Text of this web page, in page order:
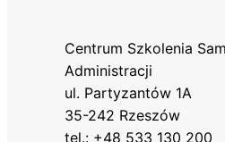
Centrum Szkolenia
Administracji
ul. Partyzantów 1A
35-242 Rzeszów
tel.: +48 533 130 200